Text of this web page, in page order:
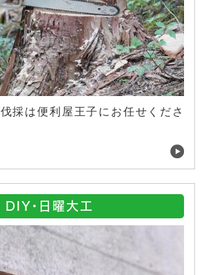
採は便利屋王子にお任せくださ
DIY・日曜大工